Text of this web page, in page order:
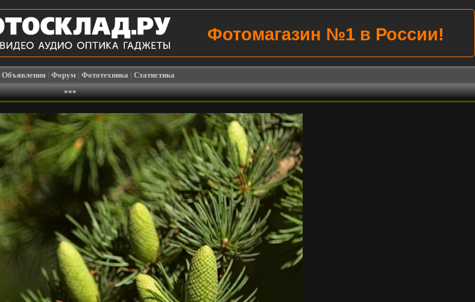
Фотомагазин №1 в России!
Объявления | Форум | Фототехника | Статистика
***